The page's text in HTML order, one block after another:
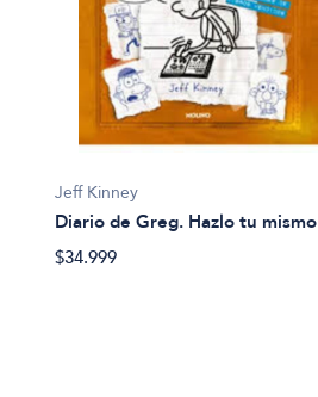
Jeff Kinney
Diario de Greg. Hazlo tu mismo
$34.999